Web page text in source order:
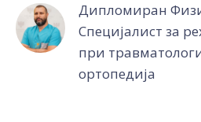
Дипломиран
Специјалист за
при
ортопедија